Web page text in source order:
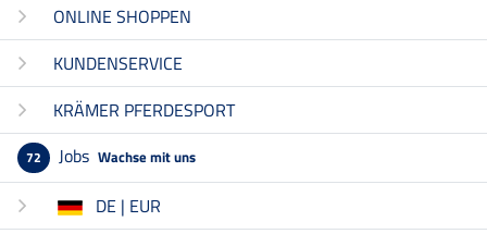
ONLINE SHOPPEN
KUNDENSERVICE
KRÄMER PFERDESPORT
72 Jobs Wachse mit uns
DE | EUR